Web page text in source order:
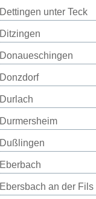
Dettingen unter Teck
Ditzingen
Donaueschingen
Donzdorf
Durlach
Durmersheim
Dußlingen
Eberbach
Ebersbach an der Fils